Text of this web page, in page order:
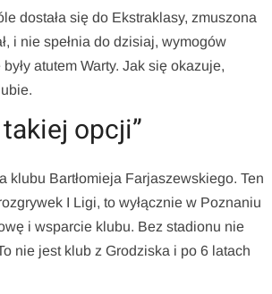
dostała się do Ekstraklasy, zmuszona
i nie spełnia do dzisiaj, wymogów
atutem Warty. Jak się okazuje,
opcji”
klubu Bartłomieja Farjaszewskiego. Ten
I Ligi, to wyłącznie w Poznaniu
i wsparcie klubu. Bez stadionu nie
nie jest klub z Grodziska i po 6 latach